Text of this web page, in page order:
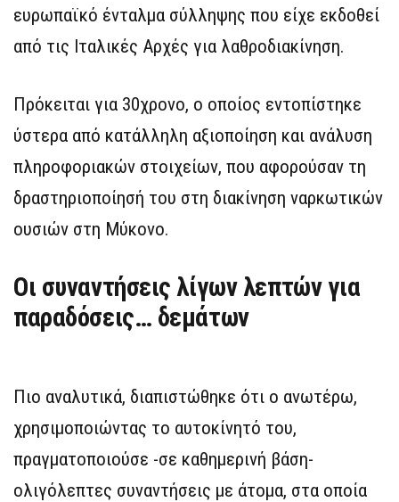
ευρωπαϊκό ένταλμα σύλληψης που είχε εκδοθεί
από τις Ιταλικές Αρχές για λαθροδιακίνηση.
Πρόκειται για 30χρονο, ο οποίος εντοπίστηκε
ύστερα από κατάλληλη αξιοποίηση και ανάλυση
πληροφοριακών στοιχείων, που αφορούσαν τη
δραστηριοποίησή του στη διακίνηση ναρκωτικών
ουσιών στη Μύκονο.
Οι συναντήσεις λίγων λεπτών για
παραδόσεις… δεμάτων
Πιο αναλυτικά, διαπιστώθηκε ότι ο ανωτέρω,
χρησιμοποιώντας το αυτοκίνητό του,
πραγματοποιούσε -σε καθημερινή βάση-
ολιγόλεπτες συναντήσεις με άτομα, στα οποία